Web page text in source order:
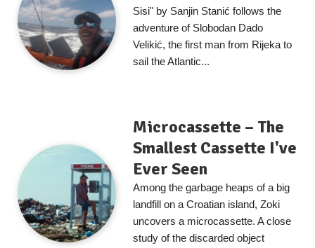
Sisi" by Sanjin Stanić follows the
adventure of Slobodan Dado
Velikić, the first man from Rijeka to
sail the Atlantic...
Microcassette – The
Smallest Cassette I've
Ever Seen
Among the garbage heaps of a big
landfill on a Croatian island, Zoki
uncovers a microcassette. A close
study of the discarded object